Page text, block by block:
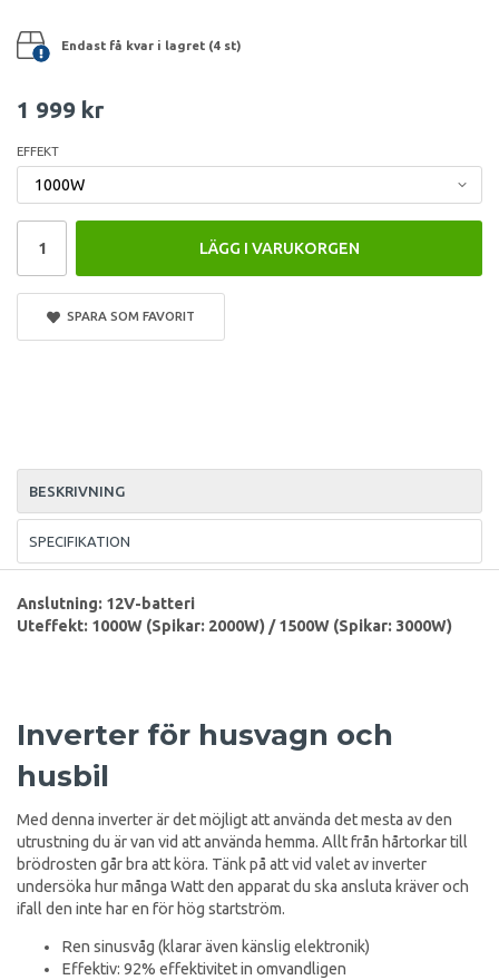
Endast få kvar i lagret (4 st)
1 999 kr
EFFEKT
LÄGG I VARUKORGEN
SPARA SOM FAVORIT
BESKRIVNING
SPECIFIKATION
Anslutning: 12V-batteri
Uteffekt: 1000W (Spikar: 2000W) / 1500W (Spikar: 3000W)
Inverter för husvagn och
husbil
Med denna inverter är det möjligt att använda det mesta av den
utrustning du är van vid att använda hemma. Allt från hårtorkar till
brödrosten går bra att köra. Tänk på att vid valet av inverter
undersöka hur många Watt den apparat du ska ansluta kräver och
ifall den inte har en för hög startström.
Ren sinusvåg (klarar även känslig elektronik)
Effektiv: 92% effektivitet in omvandligen